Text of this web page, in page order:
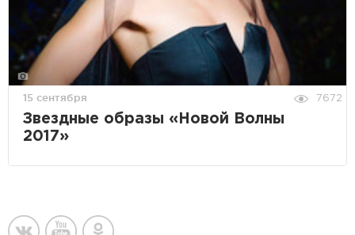
15 сентября 7672
Звездные образы «Новой Волны
2017»